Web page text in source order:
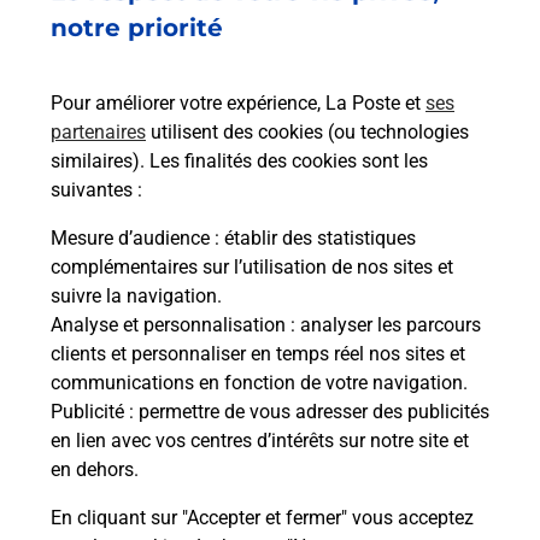
notre priorité
Pour améliorer votre expérience, La Poste et ses
partenaires utilisent des cookies (ou technologies
similaires). Les finalités des cookies sont les
suivantes :
Mesure d’audience : établir des statistiques
complémentaires sur l’utilisation de nos sites et
suivre la navigation.
Analyse et personnalisation : analyser les parcours
clients et personnaliser en temps réel nos sites et
communications en fonction de votre navigation.
Publicité : permettre de vous adresser des publicités
en lien avec vos centres d’intérêts sur notre site et
en dehors.
En cliquant sur "Accepter et fermer" vous acceptez
15 ROUTE DU PILAT
En savoir plus
Malin !
La Poste
en ligne
Ouvert 24h/24
En savoir plus